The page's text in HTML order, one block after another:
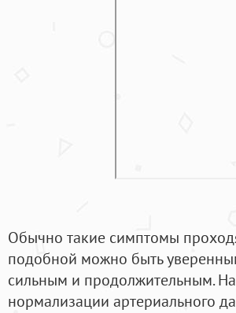
Обычно такие симптомы
подобной можно быть
сильным и продолжительным.
нормализации артериального